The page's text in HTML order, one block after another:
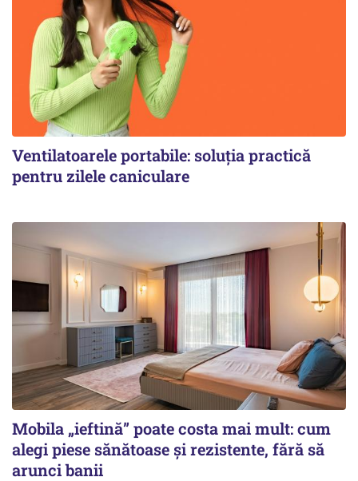
Ventilatoarele portabile: soluția practică
pentru zilele caniculare
Mobila „ieftină” poate costa mai mult: cum
alegi piese sănătoase și rezistente, fără să
arunci banii